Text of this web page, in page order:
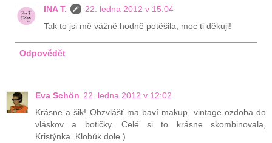
INA T.
22. ledna 2012 v 15:04
Tak to jsi mě vážně hodně potěšila, moc ti děkuji!
Odpovědět
Eva Schön 22. ledna 2012 v 12:02
Krásne a šik! Obzvlášť ma baví makup, vintage ozdoba do
vláskov a botičky. Celé si to krásne skombinovala,
Kristýnka. Klobúk dole.)